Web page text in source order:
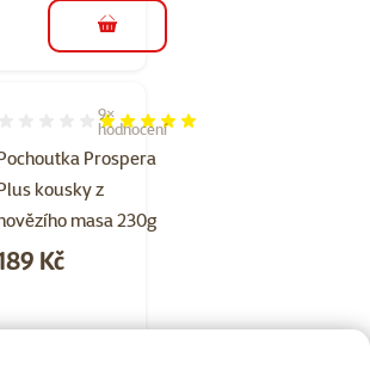
do košíku
Prospera
kousky z
masa 230g
Hodnocení 100%, počet hodnocení: 9
9×
hodnocení
Kč